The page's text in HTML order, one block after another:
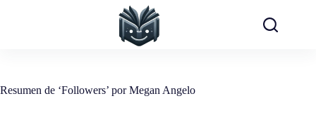
Resumen de ‘Followers’ por Megan Angelo